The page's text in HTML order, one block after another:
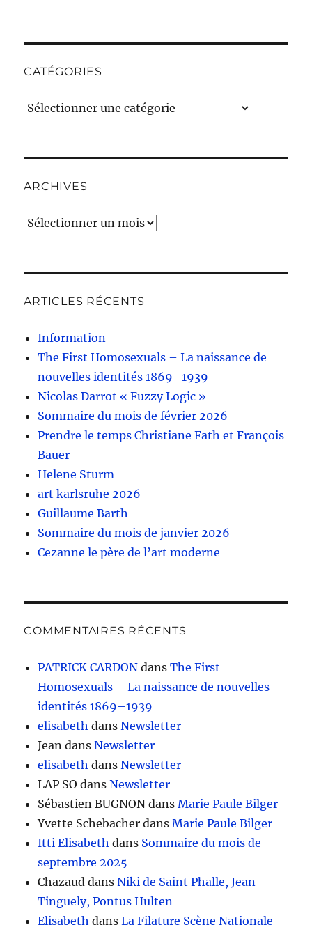
CATÉGORIES
Catégories
ARCHIVES
Archives
ARTICLES RÉCENTS
Information
The First Homosexuals – La naissance de
nouvelles identités 1869–1939
Nicolas Darrot « Fuzzy Logic »
Sommaire du mois de février 2026
Prendre le temps Christiane Fath et François
Bauer
Helene Sturm
art karlsruhe 2026
Guillaume Barth
Sommaire du mois de janvier 2026
Cezanne le père de l’art moderne
COMMENTAIRES RÉCENTS
PATRICK CARDON dansThe First
Homosexuals – La naissance de nouvelles
identités 1869–1939
elisabeth dansNewsletter
Jean dansNewsletter
elisabeth dansNewsletter
LAP SO dansNewsletter
Sébastien BUGNON dansMarie Paule Bilger
Yvette Schebacher dansMarie Paule Bilger
Itti Elisabeth dans Sommaire du mois de
septembre 2025
Chazaud dansNiki de Saint Phalle, Jean
Tinguely, Pontus Hulten
Elisabeth dansLa Filature Scène Nationale